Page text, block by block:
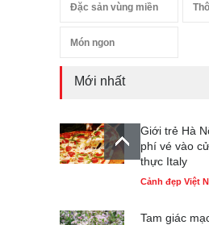
Đặc sản vùng miền
Món ngon
Mới nhất
Giới trẻ Hà
phí vé vào
thực Italy
Cảnh đẹp Việt
Tam giác